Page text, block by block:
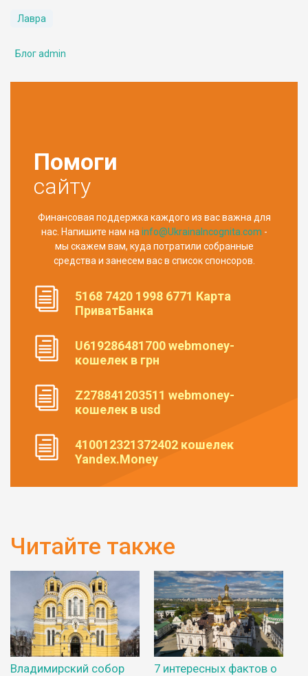
Лавра
Блог admin
Помоги
сайту
Финансовая поддержка каждого из вас важна для
нас. Напишите нам на info@UkrainaIncognita.com -
мы скажем вам, куда потратили собранные
средства и занесем вас в список спонсоров.
5168 7420 1998 6771 Карта
ПриватБанка
U619286481700 webmoney-
кошелек в грн
Z278841203511 webmoney-
кошелек в usd
410012321372402 кошелек
Yandex.Money
Читайте также
Владимирский собор
7 интересных фактов о